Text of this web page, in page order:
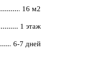
16 м2
1 этаж
6-7 дней